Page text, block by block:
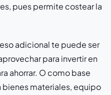
pues permite costear la
adicional te puede ser
para invertir en
ahorrar. O como base
bienes materiales, equipo